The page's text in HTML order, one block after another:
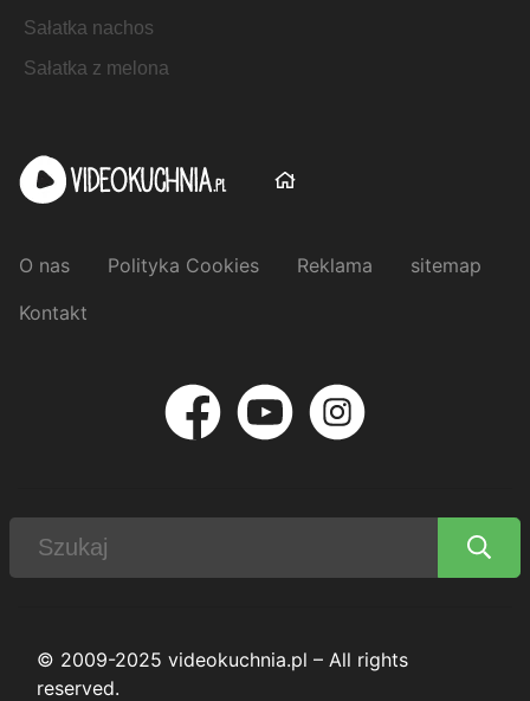
Sałatka nachos
Sałatka z melona
O nas Polityka Cookies Reklama
sitemap
Kontakt
© 2009-2025 videokuchnia.pl – All rights
reserved.